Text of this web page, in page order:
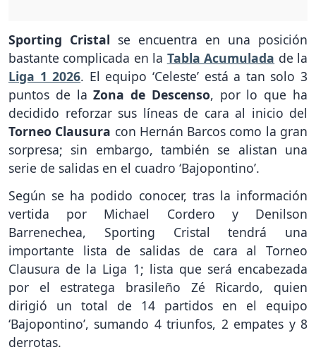
Sporting Cristal se encuentra en una posición
bastante complicada en la Tabla Acumulada de la
Liga 1 2026. El equipo ‘Celeste’ está a tan solo 3
puntos de la Zona de Descenso, por lo que ha
decidido reforzar sus líneas de cara al inicio del
Torneo Clausura con Hernán Barcos como la gran
sorpresa; sin embargo, también se alistan una
serie de salidas en el cuadro ‘Bajopontino’.
Según se ha podido conocer, tras la información
vertida por Michael Cordero y Denilson
Barrenechea, Sporting Cristal tendrá una
importante lista de salidas de cara al Torneo
Clausura de la Liga 1; lista que será encabezada
por el estratega brasileño Zé Ricardo, quien
dirigió un total de 14 partidos en el equipo
‘Bajopontino’, sumando 4 triunfos, 2 empates y 8
derrotas.